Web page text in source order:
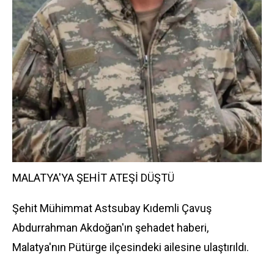
MALATYA'YA ŞEHİT ATEŞİ DÜŞTÜ
Şehit Mühimmat Astsubay Kıdemli Çavuş
Abdurrahman Akdoğan'ın şehadet haberi,
Malatya'nın Pütürge ilçesindeki ailesine ulaştırıldı.